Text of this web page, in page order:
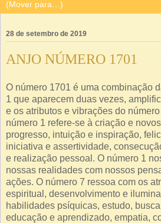
28 de setembro de 2019
ANJO NÚMERO 1701
O número 1701 é uma combinação
1 que aparecem duas vezes,
e os atributos e vibrações do
número 1 refere-se à criação e
progresso, intuição e inspiração,
iniciativa e assertividade,
e realização pessoal. O número 1
nossas realidades com nossos
ações. O número 7 ressoa com os
espiritual, desenvolvimento e
habilidades psíquicas, estudo,
educação e aprendizado, empatia,